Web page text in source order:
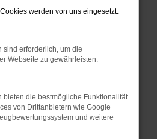
zum Beispiel deine
wie Werbeblocker,
die Seite in einem
oder in einem privaten
neu.
werden von uns eingesetzt:
sind erforderlich, um die
Webseite zu gewährleisten.
bieten die bestmögliche Funktionalität
von Drittanbietern wie Google
und weitere